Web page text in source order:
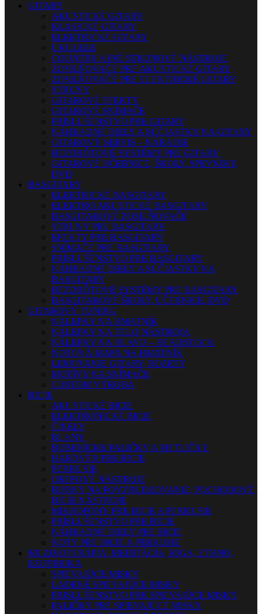
GITARY
AKUSTICKÉ GITARY
KLASICKÉ GITARY
ELEKTRICKÉ GITARY
UKULELE
COUNTRY A INÉ STRUNOVÉ NÁSTROJE
ZOSILŇOVAČE PRE AKUSTICKÉ GITARY
ZOSILŇOVAČE PRE ELEKTRICKÉ GITARY
STRUNY
GITAROVÉ EFEKTY
GITAROVÉ SNÍMAČE
PRÍSLUŠENSTVO PRE GITARY
NÁHRADNÉ DIELY A SÚČIASTKY NA GITARY
GITAROVÝ SERVIS – NÁRADIE
BEZDRÔTOVÉ SYSTÉMY PRE GITARY
GITAROVÉ UČEBNICE, ŠKOLY, SPEVNÍKY,
DVD
BASGITARY
ELEKTRICKÉ BASGITARY
ELEKTRO AKUSTICKÉ BASGITARY
BASGITAROVÉ ZOSILŇOVAČE
STRUNY PRE BASGITARY
EFEKTY PRE BASGITARY
SNÍMAČE PRE BASGITARY
PRÍSLUŠENSTVO PRE BASGITARY
NÁHRADNÉ DIELY A SÚČIASTKY NA
BASGITARY
BEZDRÔTOVÉ SYSTÉMY PRE BASGITARY
BASGITAROVÉ ŠKOLY, UČEBNICE, DVD
GITAROVÝ TUNING
NÁLEPKY NA HMATNÍK
NÁLEPKY NA TELO NÁSTROJA
NÁLEPKY NA HLAVU – HEADSTOCK
NOTOVÁ MAPA NA HMATNÍK
LEMOVANIE GITARY, ROZETY
MOTÍVY NA SNÍMAČE
CUSTOM VÝROBA
BICIE
AKUSTICKÉ BICIE
ELEKTRONICKÉ BICIE
ČINELY
BLANY
BUBENÍCKE PALIČKY A METLIČKY
HARDVÉR PRE BICIE
PERKUSIE
ORFFOVÉ NÁSTROJE
BUBNY NA POVZBUDZOVANIE, POCHODOVÉ
BICIE NÁSTROJE
MIKROFÓNY PRE BICIE A PERKUSIE
PRÍSLUŠENSTVO PRE BICIE
NÁHRADNÉ DIELY PRE BICIE
NOTY PRE BICIE A PERKUSIE
MUZIKOTERAPIA, MEDITÁCIA, JOGA, ETHNO,
EZOTERIKA
SPIEVAJÚCE MISKY
LADENÉ SPIEVAJÚCE MISKY
PRISLUŠENSTVO PRE SPIEVAJÚCE MISKY
PALIČKY PRE SPIEVAJÚCE MISKY